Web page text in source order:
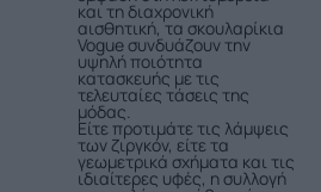
και τη διαχρονική
αισθητική, τα σκουλαρίκια
Vogue συνδυάζουν την
υψηλή ποιότητα
κατασκευής με τις
τελευταίες τάσεις της
μόδας.
Είτε προτιμάτε τις λάμψεις
των ζιργκόν, είτε τα
γεωμετρικά σχήματα και τις
ιδιαίτερες υφές, η συλλογή